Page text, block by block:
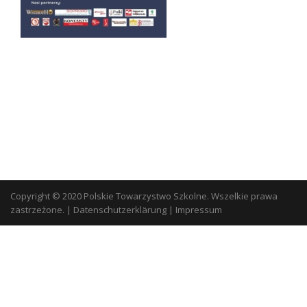
Copyright © 2020 Polskie Towarzystwo Szkolne. Wszelkie prawa
zastrzeżone. | Datenschutzerklärung | Impressum